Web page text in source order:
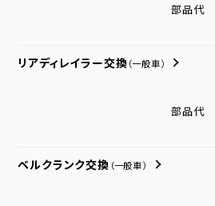
部品代
リアディレイラー交換 （一般車）
部品代
ベルクランク交換 （一般車）